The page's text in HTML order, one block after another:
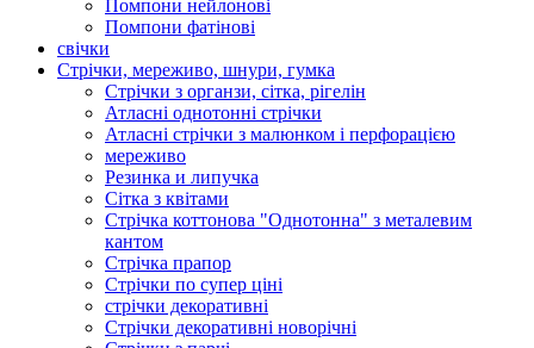
Помпони нейлонові
Помпони фатінові
свічки
Стрічки, мереживо, шнури, гумка
Стрічки з органзи, сітка, рігелін
Атласні однотонні стрічки
Атласні стрічки з малюнком і перфорацією
мереживо
Резинка и липучка
Сітка з квітами
Стрічка коттонова "Однотонна" з металевим
кантом
Стрічка прапор
Стрічки по супер ціні
стрічки декоративні
Стрічки декоративні новорічні